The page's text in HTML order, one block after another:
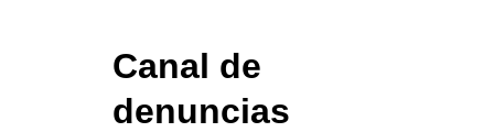
Canal de
denuncias